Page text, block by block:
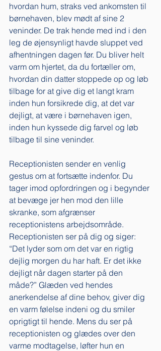
hvordan hum, straks ved ankomsten til
børnehaven, blev mødt af sine 2
veninder. De trak hende med ind i den
leg de øjensynligt havde sluppet ved
afhentningen dagen før. Du bliver helt
varm om hjertet, da du fortæller om,
hvordan din datter stoppede op og løb
tilbage for at give dig et langt kram
inden hun forsikrede dig, at det var
dejligt, at være i børnehaven igen,
inden hun kyssede dig farvel og løb
tilbage til sine veninder.
Receptionisten sender en venlig
gestus om at fortsætte indenfor. Du
tager imod opfordringen og i begynder
at bevæge jer hen mod den lille
skranke, som afgrænser
receptionistens arbejdsområde.
Receptionisten ser på dig og siger:
“Det lyder som om det var en rigtig
dejlig morgen du har haft. Er det ikke
dejligt når dagen starter på den
måde?” Glæden ved hendes
anerkendelse af dine behov, giver dig
en varm følelse indeni og du smiler
oprigtigt til hende. Mens du ser på
receptionisten og glædes over den
varme modtagelse, løfter hun en